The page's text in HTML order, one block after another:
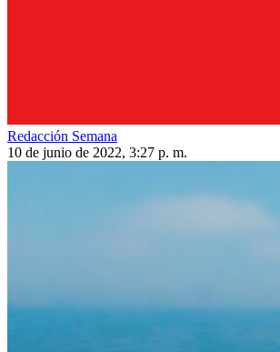
Redacción Semana
10 de junio de 2022, 3:27 p. m.